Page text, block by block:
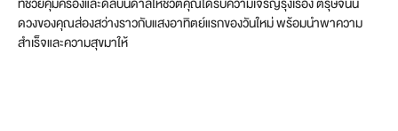
ดวงของคุณส่องสว่างราวกับแสงอาทิตย์แรกของวันใหม่ พร้อมนำพาความ
สำเร็จและความสุขมาให้